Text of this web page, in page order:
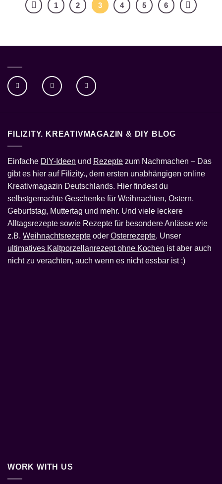
1 2 3 4 5 6
FILIZITY. KREATIVMAGAZIN & DIY BLOG
Einfache DIY-Ideen und Rezepte zum Nachmachen – Das
gibt es hier auf Filizity., dem ersten unabhängigen online
Kreativmagazin Deutschlands. Hier findest du
selbstgemachte Geschenke für Weihnachten, Ostern,
Geburtstag, Muttertag und mehr. Und viele leckere
Alltagsrezepte sowie Rezepte für besondere Anlässe wie
z.B. Weihnachtsrezepte oder Osterrezepte. Unser
ultimatives Kaltporzellanrezept ohne Kochen ist aber auch
nicht zu verachten, auch wenn es nicht essbar ist ;)
WORK WITH US